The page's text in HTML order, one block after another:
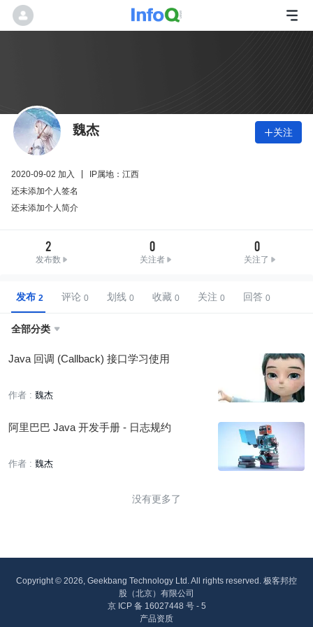
魏杰 关注
2020-09-02 加入
IP属地：江西
还未添加个人签名
还未添加个人简介
2
发布数
0
关注者
0
关注了
发布 评论 划线 收藏 关注 回答
全部分类 
Java 回调 (Callback) 接口学习使用
作者 : 魏杰
阿里巴巴 Java 开发手册 - 日志规约
作者 : 魏杰
没有更多了
Copyright © 2026, Geekbang Technology Ltd. All rights reserved. 极客邦控
股（北京）有限公司
京 ICP 备 16027448 号 - 5
产品资质